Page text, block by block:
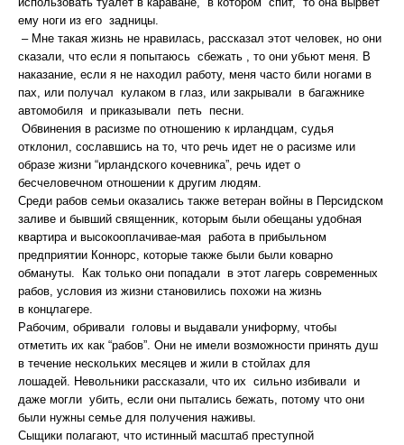
ему ноги из его задницы.
– Мне такая жизнь не нравилась, рассказал этот человек, но они
сказали, что если я попытаюсь сбежать , то они убьют меня. В
наказание, если я не находил работу, меня часто били ногами в
пах, или получал кулаком в глаз, или закрывали в багажнике
автомобиля и приказывали петь песни.
Обвинения в расизме по отношению к ирландцам, судья
отклонил, сославшись на то, что речь идет не о расизме или
образе жизни “ирландского кочевника”, речь идет о
бесчеловечном отношении к другим людям.
Среди рабов семьи оказались также ветеран войны в Персидском
заливе и бывший священник, которым были обещаны удобная
квартира и высокооплачивае-мая работа в прибыльном
предприятии Коннорс, которые также были были коварно
обмануты. Как только они попадали в этот лагерь современных
рабов, условия из жизни становились похожи на жизнь
в концлагере.
Рабочим, обривали головы и выдавали униформу, чтобы
отметить их как “рабов”. Они не имели возможности принять душ
в течение нескольких месяцев и жили в стойлах для
лошадей. Невольники рассказали, что их сильно избивали и
даже могли убить, если они пытались бежать, потому что они
были нужны семье для получения наживы.
Сыщики полагают, что истинный масштаб преступной